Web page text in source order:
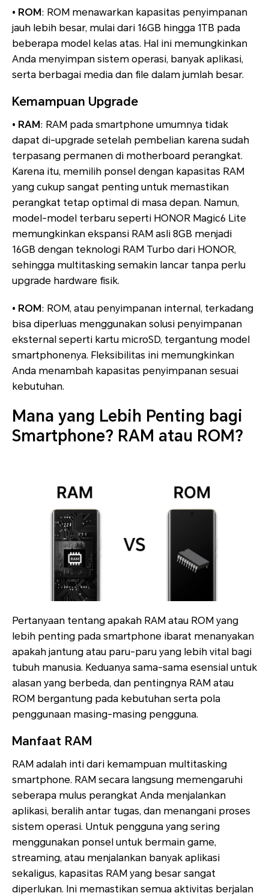
• ROM: ROM menawarkan kapasitas penyimpanan
jauh lebih besar, mulai dari 16GB hingga 1TB pada
beberapa model kelas atas. Hal ini memungkinkan
Anda menyimpan sistem operasi, banyak aplikasi,
serta berbagai media dan file dalam jumlah besar.
Kemampuan Upgrade
• RAM: RAM pada smartphone umumnya tidak
dapat di-upgrade setelah pembelian karena sudah
terpasang permanen di motherboard perangkat.
Karena itu, memilih ponsel dengan kapasitas RAM
yang cukup sangat penting untuk memastikan
perangkat tetap optimal di masa depan. Namun,
model-model terbaru seperti HONOR Magic6 Lite
memungkinkan ekspansi RAM asli 8GB menjadi
16GB dengan teknologi RAM Turbo dari HONOR,
sehingga multitasking semakin lancar tanpa perlu
upgrade hardware fisik.
• ROM: ROM, atau penyimpanan internal, terkadang
bisa diperluas menggunakan solusi penyimpanan
eksternal seperti kartu microSD, tergantung model
smartphonenya. Fleksibilitas ini memungkinkan
Anda menambah kapasitas penyimpanan sesuai
kebutuhan.
Mana yang Lebih Penting bagi
Smartphone? RAM atau ROM?
Pertanyaan tentang apakah RAM atau ROM yang
lebih penting pada smartphone ibarat menanyakan
apakah jantung atau paru-paru yang lebih vital bagi
tubuh manusia. Keduanya sama-sama esensial untuk
alasan yang berbeda, dan pentingnya RAM atau
ROM bergantung pada kebutuhan serta pola
penggunaan masing-masing pengguna.
Manfaat RAM
RAM adalah inti dari kemampuan multitasking
smartphone. RAM secara langsung memengaruhi
seberapa mulus perangkat Anda menjalankan
aplikasi, beralih antar tugas, dan menangani proses
sistem operasi. Untuk pengguna yang sering
menggunakan ponsel untuk bermain game,
streaming, atau menjalankan banyak aplikasi
sekaligus, kapasitas RAM yang besar sangat
diperlukan. Ini memastikan semua aktivitas berjalan